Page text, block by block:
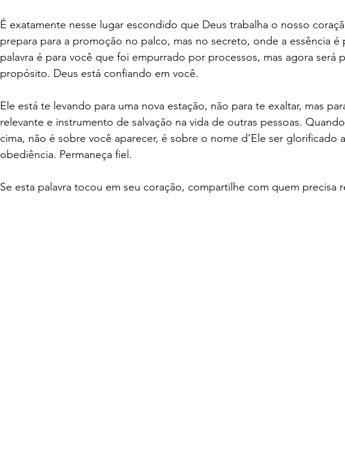
É exatamente nesse lugar escondido que Deus trabalha o nosso
prepara para a promoção no palco, mas no secreto, onde a essência é
palavra é para você que foi empurrado por processos, mas agora será
propósito. Deus está confiando em você.
Ele está te levando para uma nova estação, não para te exaltar, mas
relevante e instrumento de salvação na vida de outras pessoas.
cima, não é sobre você aparecer, é sobre o nome d’Ele ser glorificado
obediência. Permaneça fiel.
Se esta palavra tocou em seu coração, compartilhe com quem precisa